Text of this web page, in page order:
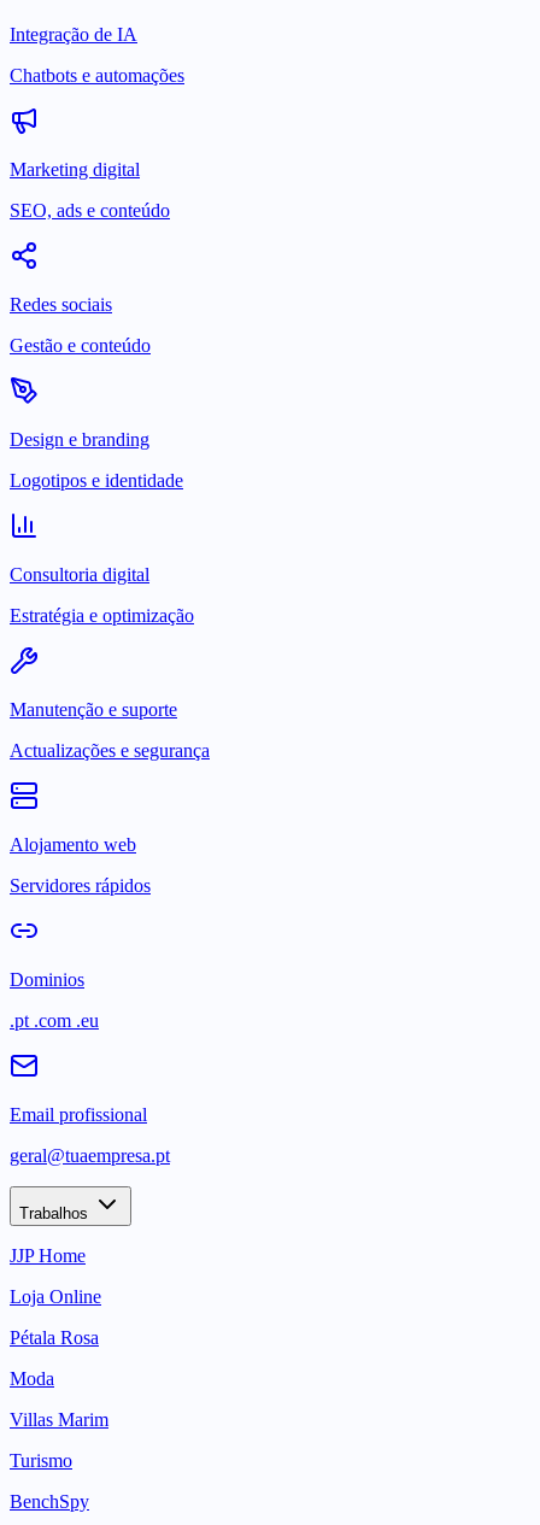
Integração de IA
Chatbots e automações
Marketing digital
SEO, ads e conteúdo
Redes sociais
Gestão e conteúdo
Design e branding
Logotipos e identidade
Consultoria digital
Estratégia e optimização
Manutenção e suporte
Actualizações e segurança
Alojamento web
Servidores rápidos
Dominios
.pt .com .eu
Email profissional
geral@tuaempresa.pt
Trabalhos
JJP Home
Loja Online
Pétala Rosa
Moda
Villas Marim
Turismo
BenchSpy